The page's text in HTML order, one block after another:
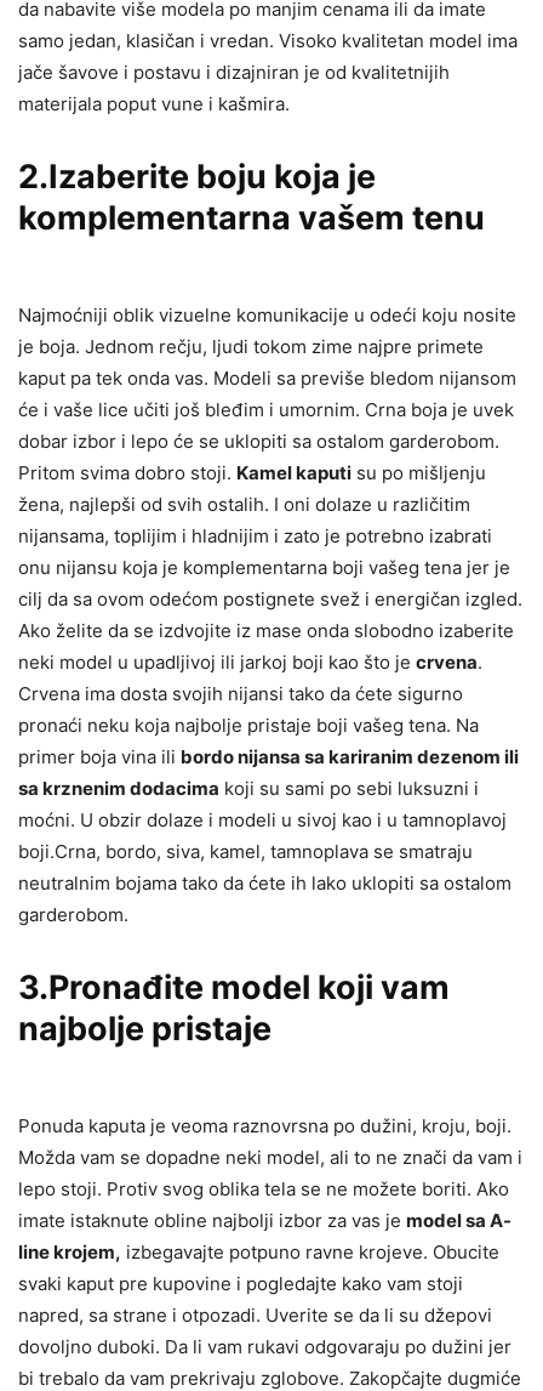
da nabavite više modela po manjim cenama ili da imate
samo jedan, klasičan i vredan. Visoko kvalitetan model ima
jače šavove i postavu i dizajniran je od kvalitetnijih
materijala poput vune i kašmira.
2.Izaberite boju koja je
komplementarna vašem tenu
Najmoćniji oblik vizuelne komunikacije u odeći koju nosite
je boja. Jednom rečju, ljudi tokom zime najpre primete
kaput pa tek onda vas. Modeli sa previše bledom nijansom
će i vaše lice učiti još bleđim i umornim. Crna boja je uvek
dobar izbor i lepo će se uklopiti sa ostalom garderobom.
Pritom svima dobro stoji. Kamel kaputi su po mišljenju
žena, najlepši od svih ostalih. I oni dolaze u različitim
nijansama, toplijim i hladnijim i zato je potrebno izabrati
onu nijansu koja je komplementarna boji vašeg tena jer je
cilj da sa ovom odećom postignete svež i energičan izgled.
Ako želite da se izdvojite iz mase onda slobodno izaberite
neki model u upadljivoj ili jarkoj boji kao što je crvena.
Crvena ima dosta svojih nijansi tako da ćete sigurno
pronaći neku koja najbolje pristaje boji vašeg tena. Na
primer boja vina ili bordo nijansa sa kariranim dezenom ili
sa krznenim dodacima koji su sami po sebi luksuzni i
moćni. U obzir dolaze i modeli u sivoj kao i u tamnoplavoj
boji.Crna, bordo, siva, kamel, tamnoplava se smatraju
neutralnim bojama tako da ćete ih lako uklopiti sa ostalom
garderobom.
3.Pronađite model koji vam
najbolje pristaje
Ponuda kaputa je veoma raznovrsna po dužini, kroju, boji.
Možda vam se dopadne neki model, ali to ne znači da vam i
lepo stoji. Protiv svog oblika tela se ne možete boriti. Ako
imate istaknute obline najbolji izbor za vas je model sa A-
line krojem, izbegavajte potpuno ravne krojeve. Obucite
svaki kaput pre kupovine i pogledajte kako vam stoji
napred, sa strane i otpozadi. Uverite se da li su džepovi
dovoljno duboki. Da li vam rukavi odgovaraju po dužini jer
bi trebalo da vam prekrivaju zglobove. Zakopčajte dugmiće